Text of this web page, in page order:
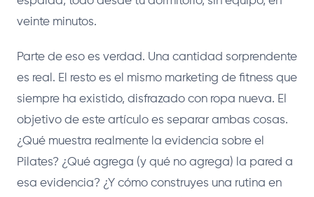
veinte minutos.
Parte de eso es verdad. Una cantidad sorprendente
es real. El resto es el mismo marketing de fitness que
siempre ha existido, disfrazado con ropa nueva. El
objetivo de este artículo es separar ambas cosas.
¿Qué muestra realmente la evidencia sobre el
Pilates? ¿Qué agrega (y qué no agrega) la pared a
esa evidencia? ¿Y cómo construyes una rutina en